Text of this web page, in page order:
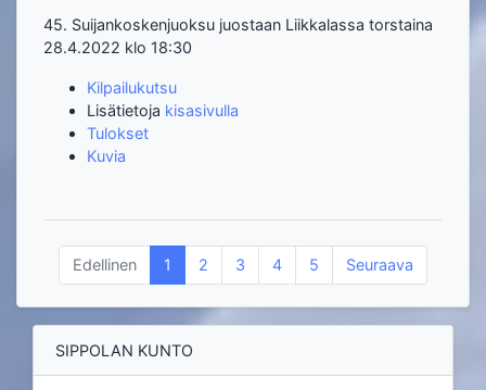
45. Suijankoskenjuoksu juostaan Liikkalassa torstaina
28.4.2022 klo 18:30
Kilpailukutsu
Lisätietoja kisasivulla
Tulokset
Kuvia
Edellinen 1 2 3 4 5 Seuraava
SIPPOLAN KUNTO